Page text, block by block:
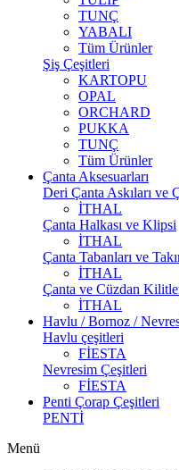
TUNÇ
YABALI
Tüm Ürünler
Şiş Çeşitleri
KARTOPU
OPAL
ORCHARD
PUKKA
TUNÇ
Tüm Ürünler
Çanta Aksesuarları
Deri Çanta Askıları ve
İTHAL
Çanta Halkası ve Klipsi
İTHAL
Çanta Tabanları ve
İTHAL
Çanta ve Cüzdan
İTHAL
Havlu / Bornoz /
Havlu çeşitleri
FİESTA
Nevresim Çeşitleri
FİESTA
Penti Çorap Çeşitleri
PENTİ
Menü